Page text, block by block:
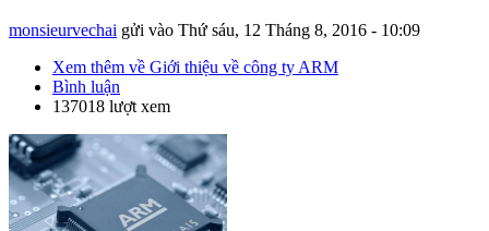
monsieurvechai gửi vào Thứ sáu, 12 Tháng 8, 2016 - 10:09
Xem thêm về Giới thiệu về công ty ARM
Bình luận
137018 lượt xem